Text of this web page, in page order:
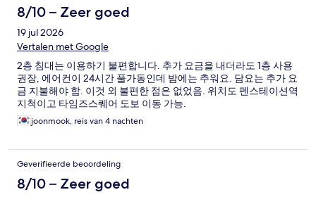
8/10 – Zeer goed
19 jul 2026
Vertalen met Google
2층 침대는 이용하기 불편합니다. 추가 요금을 내더라도 1층 사용
권장, 에어컨이 24시간 풀가동인데 밤에는 추워요. 담요는 추가 요
금 지불해야 함. 이것 외 불편한 점은 없었음. 위치도 펜스테이션역
지척이고 타임즈스퀘어 도보 이동 가능.
joonmook, reis van 4 nachten
Geverifieerde beoordeling
8/10 – Zeer goed